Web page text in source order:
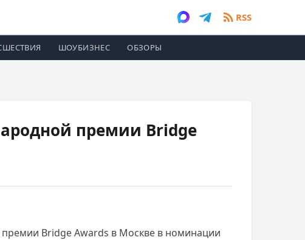
RSS
ШОУБИЗНЕС ОБЗОРЫ
премии Bridge
Bridge Awards в Москве в номинации